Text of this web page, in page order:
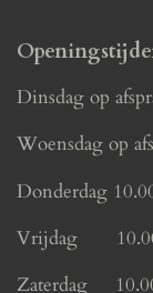
Dinsdag op
Woensdag op
Donderdag
Vrijdag
Zaterdag